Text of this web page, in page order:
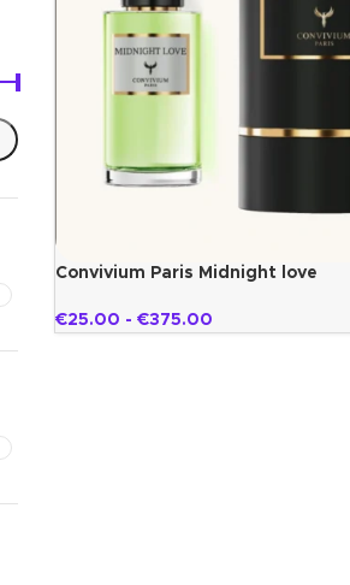
Convivium Paris Midnight love
€25.00 - €375.00